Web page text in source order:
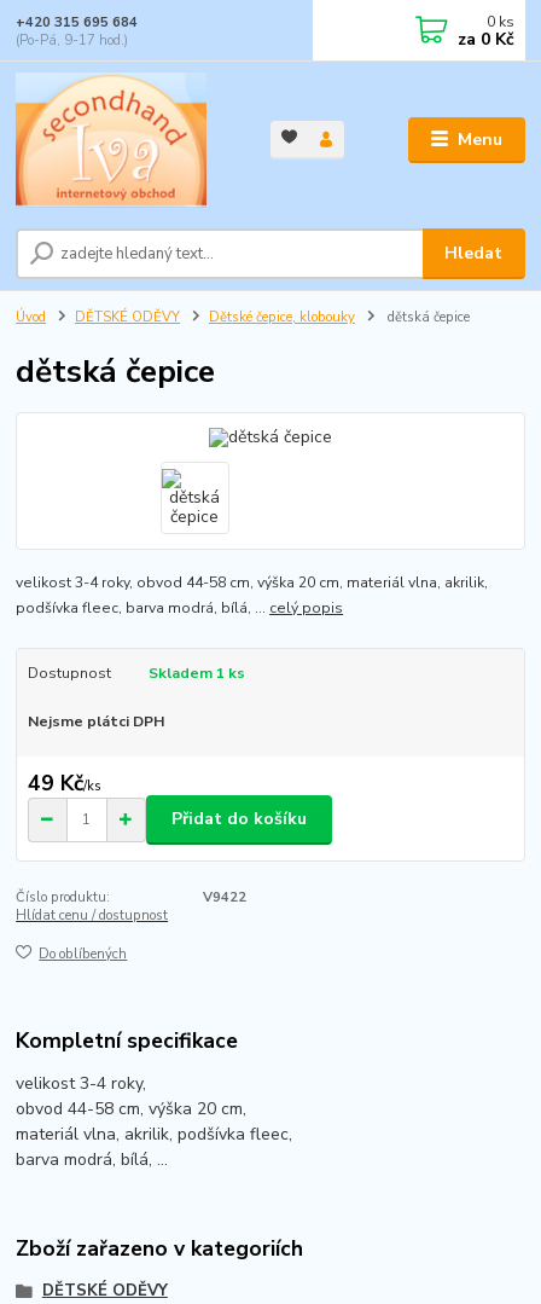
Menu
Hledat
+420 315 695 684
(Po-Pá, 9-17 hod.)
0 ks
za 0 Kč
Úvod DĚTSKÉ ODĚVY Dětské čepice, klobouky dětská čepice
dětská čepice
velikost 3-4 roky, obvod 44-58 cm, výška 20 cm, materiál vlna, akrilik,
podšívka fleec, barva modrá, bílá, ... celý popis
Dostupnost Skladem 1 ks
Nejsme plátci DPH
49 Kč/ks
Přidat do košíku
Číslo produktu:
V9422
Hlídat cenu / dostupnost
Do oblíbených
Kompletní specifikace
velikost 3-4 roky,
obvod 44-58 cm, výška 20 cm,
materiál vlna, akrilik, podšívka fleec,
barva modrá, bílá, ...
Zboží zařazeno v kategoriích
DĚTSKÉ ODĚVY